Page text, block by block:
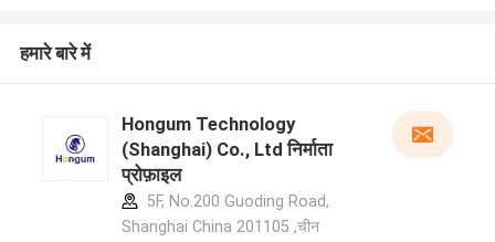
हमारे बारे में
Hongum Technology
(Shanghai) Co., Ltd निर्माता
प्रोफ़ाइल
5F, No.200 Guoding Road,
Shanghai China 201105 ,चीन